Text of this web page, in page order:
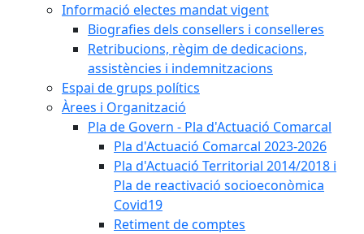
Informació electes mandat vigent
Biografies dels consellers i conselleres
Retribucions, règim de dedicacions,
assistències i indemnitzacions
Espai de grups polítics
Àrees i Organització
Pla de Govern - Pla d'Actuació Comarcal
Pla d'Actuació Comarcal 2023-2026
Pla d'Actuació Territorial 2014/2018 i
Pla de reactivació socioeconòmica
Covid19
Retiment de comptes